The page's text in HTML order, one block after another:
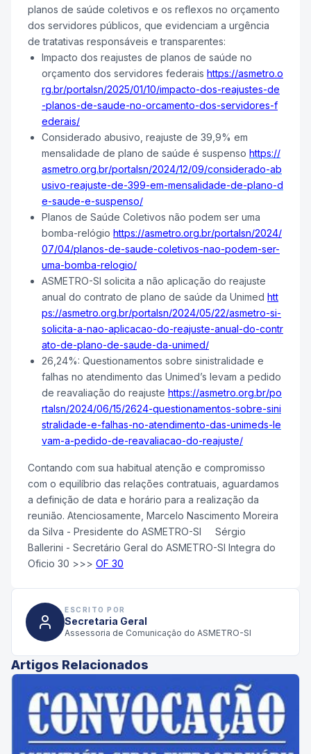
planos de saúde coletivos e os reflexos no orçamento
dos servidores públicos, que evidenciam a urgência
de tratativas responsáveis e transparentes:
Impacto dos reajustes de planos de saúde no
orçamento dos servidores federais https://asmetro.o
rg.br/portalsn/2025/01/10/impacto-dos-reajustes-de
-planos-de-saude-no-orcamento-dos-servidores-f
ederais/
Considerado abusivo, reajuste de 39,9% em
mensalidade de plano de saúde é suspenso https://
asmetro.org.br/portalsn/2024/12/09/considerado-ab
usivo-reajuste-de-399-em-mensalidade-de-plano-d
e-saude-e-suspenso/
Planos de Saúde Coletivos não podem ser uma
bomba-relógio https://asmetro.org.br/portalsn/2024/
07/04/planos-de-saude-coletivos-nao-podem-ser-
uma-bomba-relogio/
ASMETRO-SI solicita a não aplicação do reajuste
anual do contrato de plano de saúde da Unimed htt
ps://asmetro.org.br/portalsn/2024/05/22/asmetro-si-
solicita-a-nao-aplicacao-do-reajuste-anual-do-contr
ato-de-plano-de-saude-da-unimed/
26,24%: Questionamentos sobre sinistralidade e
falhas no atendimento das Unimed’s levam a pedido
de reavaliação do reajuste https://asmetro.org.br/po
rtalsn/2024/06/15/2624-questionamentos-sobre-sini
stralidade-e-falhas-no-atendimento-das-unimeds-le
vam-a-pedido-de-reavaliacao-do-reajuste/
Contando com sua habitual atenção e compromisso
com o equilíbrio das relações contratuais, aguardamos
a definição de data e horário para a realização da
reunião. Atenciosamente, Marcelo Nascimento Moreira
da Silva - Presidente do ASMETRO-SI Sérgio
Ballerini - Secretário Geral do ASMETRO-SI Integra do
Oficio 30 >>> OF 30
ESCRITO POR
Secretaria Geral
Assessoria de Comunicação do ASMETRO-SI
Artigos Relacionados